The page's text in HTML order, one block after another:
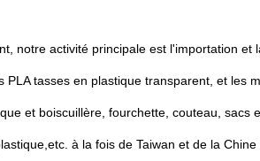
notre activité principale est l'importation
PLA tasses en plastique transparent, et les
et boiscuillère, fourchette, couteau, sacs
etc. à la fois de Taiwan et de la Chine